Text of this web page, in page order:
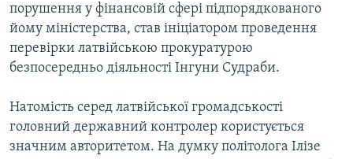
порушення у фінансовій сфері підпорядкованого
йому міністерства, став ініціатором проведення
перевірки латвійською прокуратурою
безпосередньо діяльності Інгуни Судраби.
Натомість серед латвійської громадськості
головний державний контролер користується
значним авторитетом. На думку політолога Ілізе